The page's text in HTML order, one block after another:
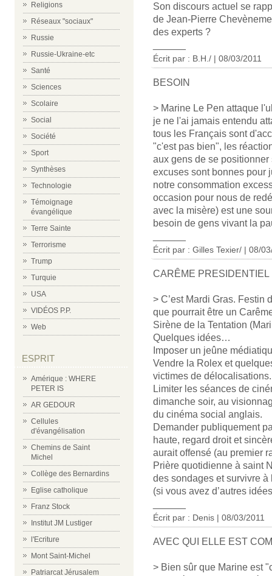
Religions
Réseaux "sociaux"
Russie
Russie-Ukraine-etc
Santé
Sciences
Scolaire
Social
Société
Sport
Synthèses
Technologie
Témoignage
évangélique
Terre Sainte
Terrorisme
Trump
Turquie
USA
VIDÉOS P.P.
Web
ESPRIT
Amérique : WHERE
PETER IS
AR GEDOUR
Cellules
d'évangélisation
Chemins de Saint
Michel
Collège des Bernardins
Eglise catholique
Franz Stock
Institut JM Lustiger
l'Ecriture
Mont Saint-Michel
Patriarcat Jérusalem
Son discours actuel se
de Jean-Pierre
des experts ?
Écrit par : B.H./ | 08/03/2011
BESOIN
> Marine Le Pen attaque
je ne l'ai jamais entendu
tous les Français sont
"c'est pas bien", les
aux gens de se
excuses sont bonnes pour
notre consommation
occasion pour nous de
avec la misère) est une
besoin de gens vivant la
Écrit par : Gilles Texier/ | 08/
CARÊME PRESIDENTIEL
> C’est Mardi Gras. Festin
que pourrait être un
Sirène de la Tentation
Quelques idées…
Imposer un jeûne
Vendre la Rolex et
victimes de délocalisations.
Limiter les séances de
dimanche soir, au
du cinéma social anglais.
Demander publiquement
haute, regard droit et
aurait offensé (au premier
Prière quotidienne à saint
des sondages et survivre
(si vous avez d’autres
Écrit par : Denis | 08/03/2011
AVEC QUI ELLE EST
> Bien sûr que Marine est